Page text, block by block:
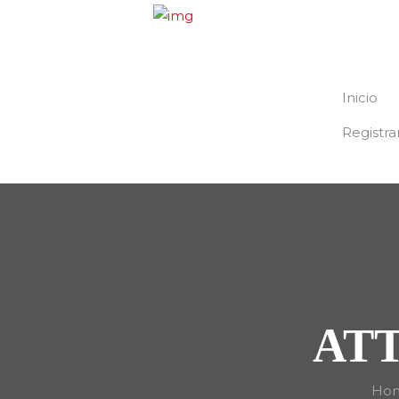
Inicio